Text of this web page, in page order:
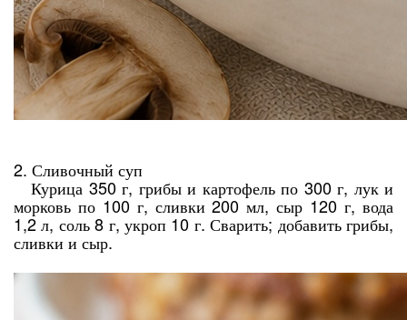
2. Сливочный суп
Курица 350 г, грибы и картофель по 300 г, лук и
морковь по 100 г, сливки 200 мл, сыр 120 г, вода
1,2 л, соль 8 г, укроп 10 г. Сварить; добавить грибы,
сливки и сыр.